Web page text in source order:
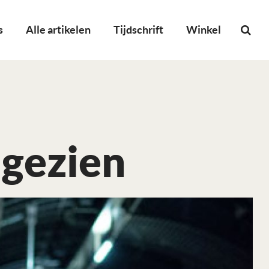
Alle artikelen Tijdschrift Winkel